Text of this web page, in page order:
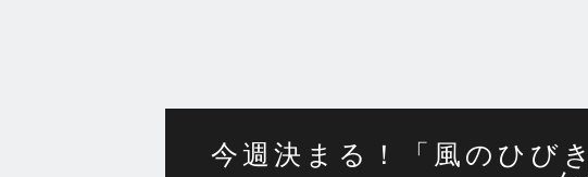
今週決まる！「風のひび